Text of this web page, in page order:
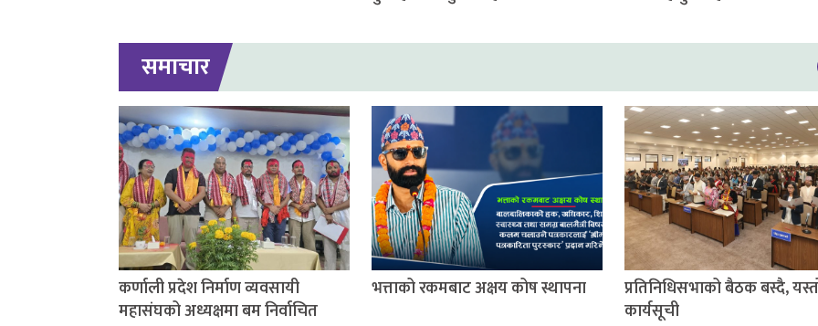
समाचार
कर्णाली प्रदेश निर्माण व्यवसायी
महासंघको अध्यक्षमा बम निर्वाचित
भत्ताको रकमबाट अक्षय कोष स्थापना
प्रतिनिधिसभाको बैठक बस्दै,
कार्यसूची